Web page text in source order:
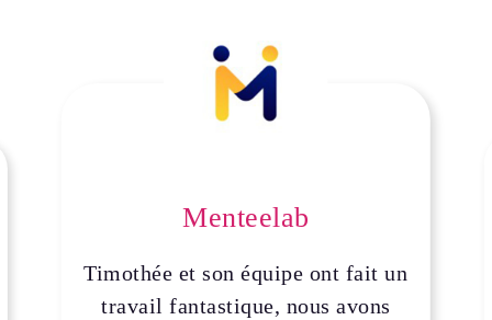
Menteelab
Timothée et son équipe ont fait un
travail fantastique, nous avons